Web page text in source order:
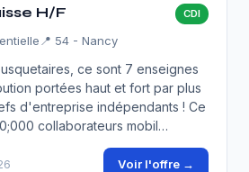
H/F CDI
📍 54 - Nancy
ce sont 7 enseignes
portées haut et fort par plus
d'entreprise indépendants ! Ce
collaborateurs mobil…
Voir l'offre →